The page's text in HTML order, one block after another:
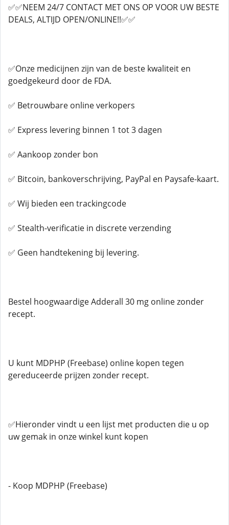
✅✅NEEM 24/7 CONTACT MET ONS OP VOOR UW BESTE
DEALS, ALTIJD OPEN/ONLINE!!✅✅
✅Onze medicijnen zijn van de beste kwaliteit en
goedgekeurd door de FDA.
✅ Betrouwbare online verkopers
✅ Express levering binnen 1 tot 3 dagen
✅ Aankoop zonder bon
✅ Bitcoin, bankoverschrijving, PayPal en Paysafe-kaart.
✅ Wij bieden een trackingcode
✅ Stealth-verificatie in discrete verzending
✅ Geen handtekening bij levering.
Bestel hoogwaardige Adderall 30 mg online zonder
recept.
U kunt MDPHP (Freebase) online kopen tegen
gereduceerde prijzen zonder recept.
✅Hieronder vindt u een lijst met producten die u op
uw gemak in onze winkel kunt kopen
- Koop MDPHP (Freebase)